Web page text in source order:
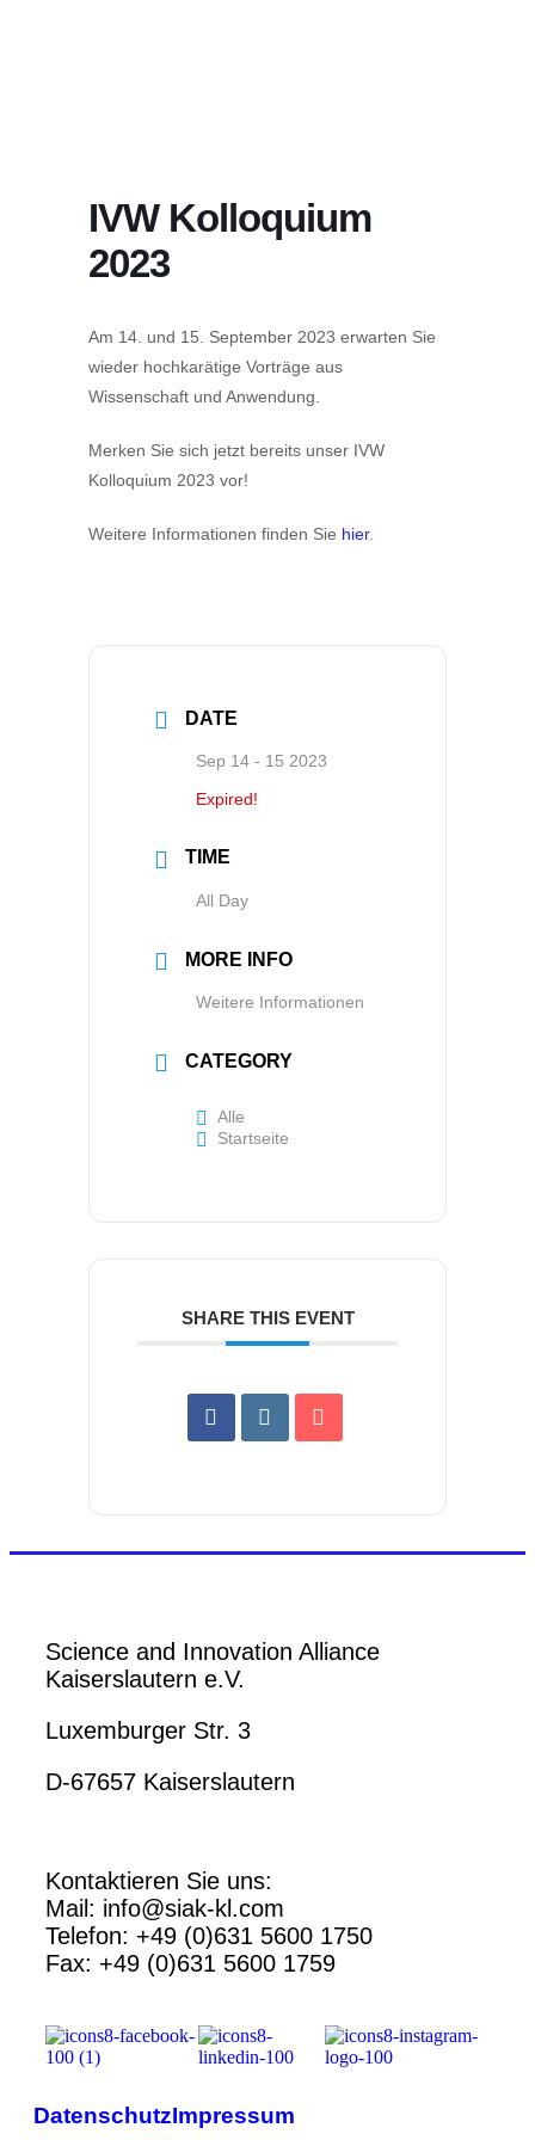
IVW Kolloquium
2023
Am 14. und 15. September 2023 erwarten Sie
wieder hochkarätige Vorträge aus
Wissenschaft und Anwendung.
Merken Sie sich jetzt bereits unser IVW
Kolloquium 2023 vor!
Weitere Informationen finden Sie hier.
DATE
Sep 14 - 15 2023
Expired!
TIME
All Day
MORE INFO
Weitere Informationen
CATEGORY
Alle
Startseite
SHARE THIS EVENT
Science and Innovation Alliance
Kaiserslautern e.V.
Luxemburger Str. 3
D-67657 Kaiserslautern
Kontaktieren Sie uns:
Mail: info@siak-kl.com
Telefon: +49 (0)631 5600 1750
Fax: +49 (0)631 5600 1759
DatenschutzImpressum